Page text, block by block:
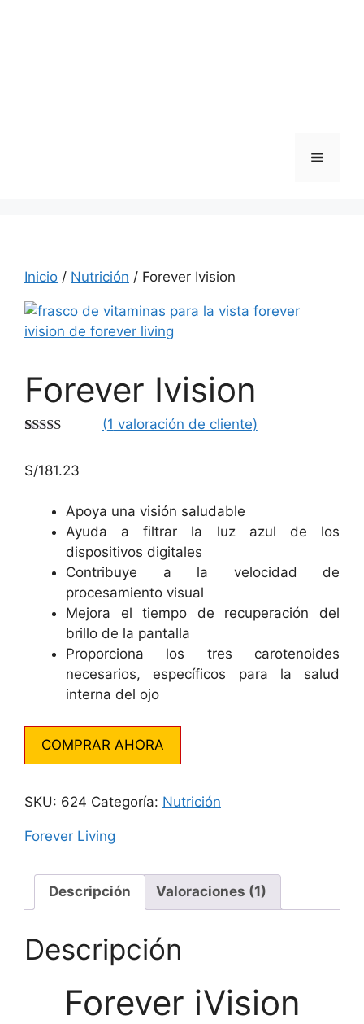
Menú
Inicio / Nutrición / Forever Ivision
Forever Ivision
5 en base a
(1 valoración de cliente)
S/181.23
Apoya una visión saludable
Ayuda a filtrar la luz azul de los
dispositivos digitales
Contribuye a la velocidad de
procesamiento visual
Mejora el tiempo de recuperación del
brillo de la pantalla
Proporciona los tres carotenoides
necesarios, específicos para la salud
interna del ojo
COMPRAR AHORA
SKU: 624 Categoría: Nutrición
Forever Living
Descripción Valoraciones (1)
Descripción
Forever iVision